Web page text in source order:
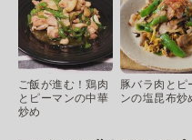
ご飯が進む！鶏肉
とピーマンの中華
炒め
豚バラ肉とピ
ンの塩昆布炒